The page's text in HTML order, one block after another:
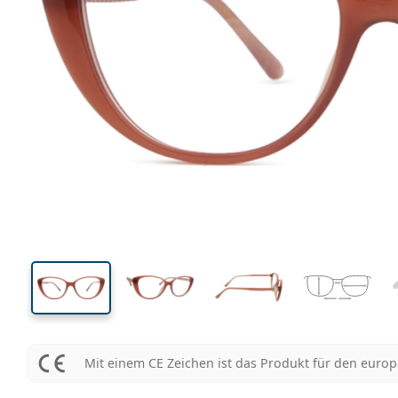
133 mm
Brillenbreite
43 mm
Glashöhe Glasbreite
Glasbreite
Mit einem CE Zeichen ist das Produkt für den